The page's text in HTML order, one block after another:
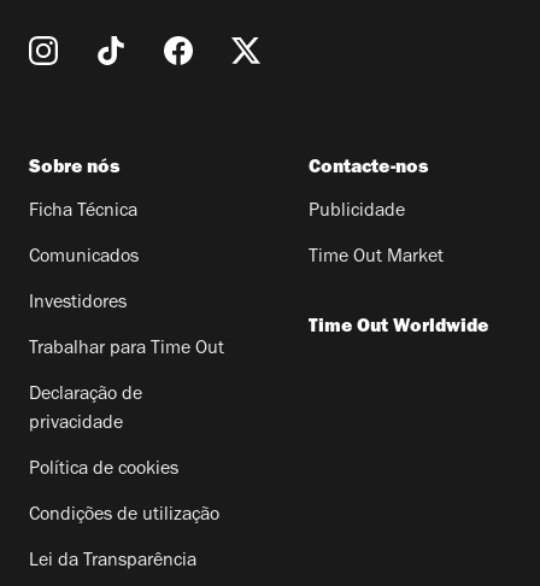
Sobre nós
Ficha Técnica
Comunicados
Investidores
Trabalhar para Time Out
Declaração de
privacidade
Política de cookies
Condições de utilização
Lei da Transparência
Contacte-nos
Publicidade
Time Out Market
Time Out Worldwide